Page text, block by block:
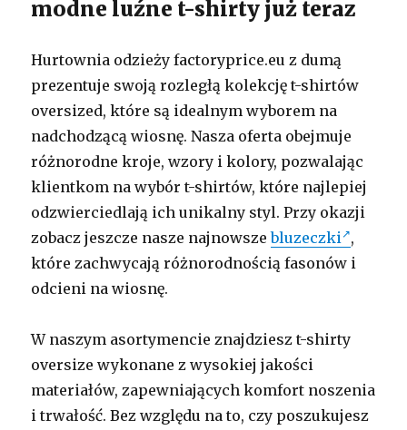
modne luźne t-shirty już teraz
Hurtownia odzieży factoryprice.eu z dumą
prezentuje swoją rozległą kolekcję t-shirtów
oversized, które są idealnym wyborem na
nadchodzącą wiosnę. Nasza oferta obejmuje
różnorodne kroje, wzory i kolory, pozwalając
klientkom na wybór t-shirtów, które najlepiej
odzwierciedlają ich unikalny styl. Przy okazji
zobacz jeszcze nasze najnowszebluzeczki
,
które zachwycają różnorodnością fasonów i
odcieni na wiosnę.
W naszym asortymencie znajdziesz t-shirty
oversize wykonane z wysokiej jakości
materiałów, zapewniających komfort noszenia
i trwałość. Bez względu na to, czy poszukujesz